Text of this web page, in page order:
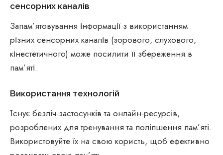
сенсорних каналів
Запам’ятовування інформації з використанням
різних сенсорних каналів (зорового, слухового,
кінестетичного) може посилити її збереження в
пам’яті.
Використання технологій
Існує безліч застосунків та онлайн-ресурсів,
розроблених для тренування та поліпшення пам’яті.
Використовуйте їх на свою користь, щоб ефективно